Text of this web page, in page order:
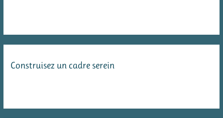
Construisez un cadre serein